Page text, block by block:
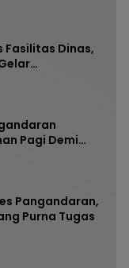
Dinas,
Pagi Demi
Pangandaran,
Purna Tugas